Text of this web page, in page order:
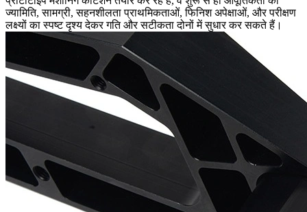
ज्यामिति, सामग्री, सहनशीलता प्राथमिकताओं, फिनिश अपेक्षाओं, और परीक्षण
लक्ष्यों का स्पष्ट दृश्य देकर गति और सटीकता दोनों में सुधार कर सकते हैं।